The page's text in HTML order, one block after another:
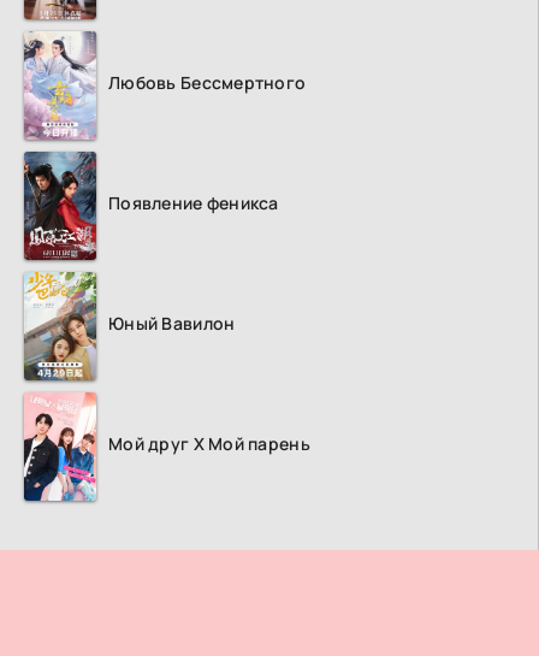
Любовь Бессмертного
Появление феникса
Юный Вавилон
Мой друг Х Мой парень